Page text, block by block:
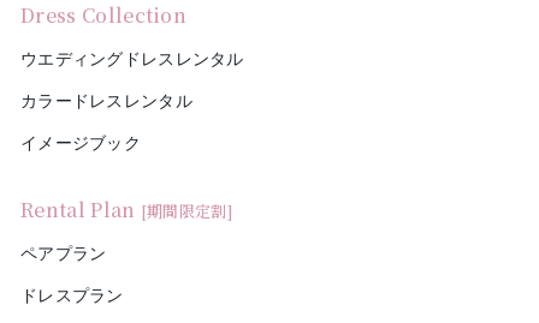
Dress Collection
ウエディングドレスレンタル
カラードレスレンタル
イメージブック
Rental Plan [期間限定割]
ペアプラン
ドレスプラン